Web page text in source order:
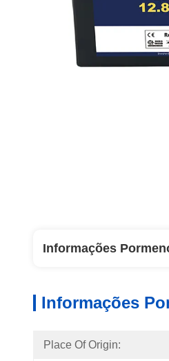
Informações
Informações
Place Of Origin: